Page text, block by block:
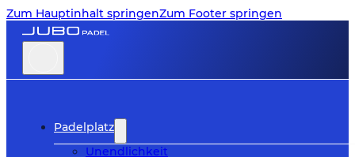
Zum Hauptinhalt springenZum Footer springen
Padelplatz
Unendlichkeit